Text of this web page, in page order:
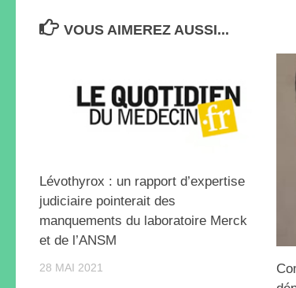
VOUS AIMEREZ AUSSI...
Lévothyrox : un rapport d’expertise
judiciaire pointerait des
manquements du laboratoire Merck
et de l’ANSM
28 MAI 2021